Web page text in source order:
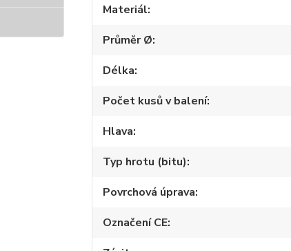
Materiál
Průměr Ø
Délka
Počet kusů v balení
Hlava
Typ hrotu (bitu)
Povrchová úprava
Označení CE